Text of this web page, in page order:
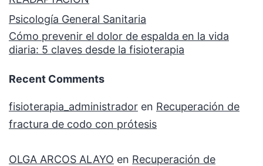
Psicología General Sanitaria
Cómo prevenir el dolor de espalda en la vida
diaria: 5 claves desde la fisioterapia
Recent Comments
fisioterapia_administrador en Recuperación de
fractura de codo con prótesis
OLGA ARCOS ALAYO en Recuperación de